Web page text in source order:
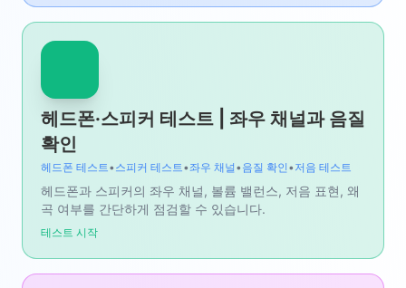
헤드폰·스피커 테스트 | 좌우 채널과 음질
확인
헤드폰 테스트•스피커 테스트•좌우 채널 •음질 확인 •저음 테스트
헤드폰과 스피커의 좌우 채널, 볼륨 밸런스, 저음 표현, 왜
곡 여부를 간단하게 점검할 수 있습니다.
테스트 시작